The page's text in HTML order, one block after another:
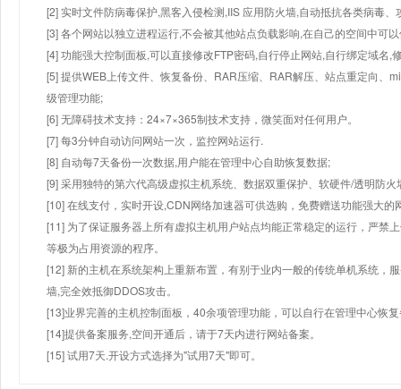
[2] 实时文件防病毒保护,黑客入侵检测,IIS 应用防火墙,自动抵抗各类病毒、
[3] 各个网站以独立进程运行,不会被其他站点负载影响,在自己的空间中可
[4] 功能强大控制面板,可以直接修改FTP密码,自行停止网站,自行绑定域名,
[5] 提供WEB上传文件、恢复备份、RAR压缩、RAR解压、站点重定向、
级管理功能;
[6] 无障碍技术支持：24×7×365制技术支持，微笑面对任何用户。
[7] 每3分钟自动访问网站一次，监控网站运行.
[8] 自动每7天备份一次数据,用户能在管理中心自助恢复数据;
[9] 采用独特的第六代高级虚拟主机系统、数据双重保护、软硬件/透明防火
[10] 在线支付，实时开设,CDN网络加速器可供选购，免费赠送功能强大
[11] 为了保证服务器上所有虚拟主机用户站点均能正常稳定的运行，严禁
等极为占用资源的程序。
[12] 新的主机在系统架构上重新布置，有别于业内一般的传统单机系统，
墙,完全效抵御DDOS攻击。
[13]业界完善的主机控制面板，40余项管理功能，可以自行在管理中心恢
[14]提供备案服务,空间开通后，请于7天内进行网站备案。
[15] 试用7天.开设方式选择为"试用7天"即可。